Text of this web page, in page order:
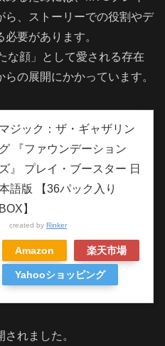
ら、ストーリーでの役割やデ
要があります。
な顔」として愛される存在
の展開にかかっています。
マジック：ザ・ギャザリン
グ 『ファウンデーション
ズ』 プレイ・ブースター 日
語版 【36パック入り
BOX】
created by Rinker
Amazon 楽天市場
Yahooショッピング
れました。